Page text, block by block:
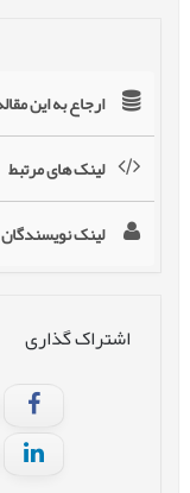
ارجاع به این مقاله
لینک های مرتبط
لینک نویسندگان
اشتراک گذاری